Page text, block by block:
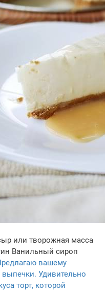
или творожная масса
Ванильный сироп
вашему
Удивительно
торт, которой